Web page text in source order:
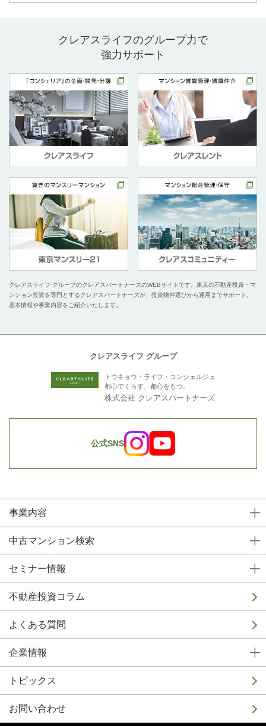
クレアスライフのグループ力で
強力サポート
クレアスライフ グループのクレアスパートナーズのWEBサイトです。 東京の不動産投資・マ
ンション投資を専門とするクレアスパートナーズが、投資物件選びから運用までサポート。
基本情報や事業内容をご紹介いたします。
トウキョウ・ライフ・コンシェルジュ
都心でくらす、都心をもつ。
株式会社 クレアスパートナーズ
公式SNS
クレアスライフ グループ
事業内容
中古マンション検索
セミナー情報
不動産投資コラム
よくある質問
企業情報
トピックス
お問い合わせ